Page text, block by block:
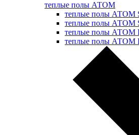
теплые полы АТОМ
теплые полы АТОМ
теплые полы АТОМ
теплые полы АТОМ
теплые полы АТОМ